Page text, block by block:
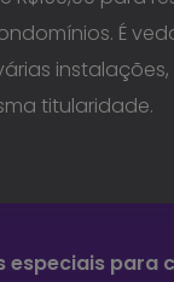
É
titularidade.
especiais para